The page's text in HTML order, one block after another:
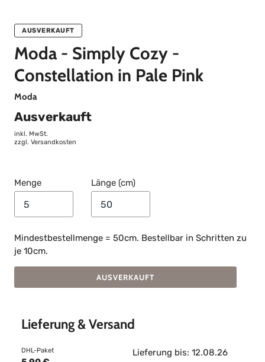
AUSVERKAUFT
Moda - Simply Cozy -
Constellation in Pale Pink
Moda
Ausverkauft
inkl. MwSt.
zzgl. Versandkosten
Menge Länge (cm)
Mindestbestellmenge = 50cm. Bestellbar in Schritten zu
je 10cm.
AUSVERKAUFT
Lieferung & Versand
DHL-Paket Lieferung bis: 12.08.26